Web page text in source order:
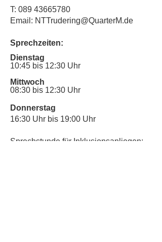
T: 089 43665780
Email: NTTrudering@QuarterM.de
Sprechzeiten:
Dienstag
10:45 bis 12:30 Uhr
Mittwoch
08:30 bis 12:30 Uhr
Donnerstag
16:30 Uhr bis 19:00 Uhr
Sprechstunde für Inklusionsanliegen: